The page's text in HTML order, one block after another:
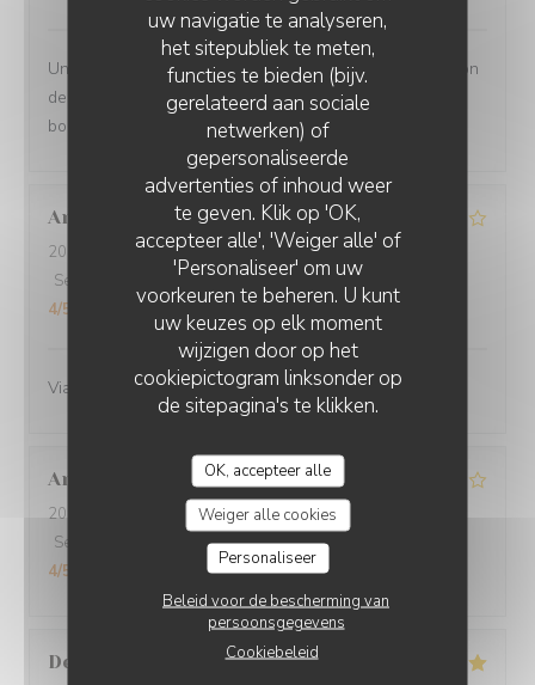
uw navigatie te analyseren,
het sitepubliek te meten,
functies te bieden (bijv.
gerelateerd aan sociale
netwerken) of
gepersonaliseerde
advertenties of inhoud weer
te geven. Klik op 'OK,
accepteer alle', 'Weiger alle' of
'Personaliseer' om uw
voorkeuren te beheren. U kunt
uw keuzes op elk moment
wijzigen door op het
cookiepictogram linksonder op
de sitepagina's te klikken.
OK, accepteer alle
Weiger alle cookies
Personaliseer
Beleid voor de bescherming van
persoonsgegevens
Cookiebeleid
Un moment très agréable en terrasse - Jolie présentation
des plats - portions copieuses - Service au top dans la
bonne humeur.
Anne-Marie G
2026-07-25 - 12:30 - Gasten 3
Service
Atmosfeer: 4/5 Keuken: 4 /5 Kwaliteit / Prijs
4/5
Viande excellente
Annie
2026-07-19
- 12:30 - Gasten 4
Service
Atmosfeer:5/5 Keuken:5
4/5
Denyse
O'CHAROLAIS